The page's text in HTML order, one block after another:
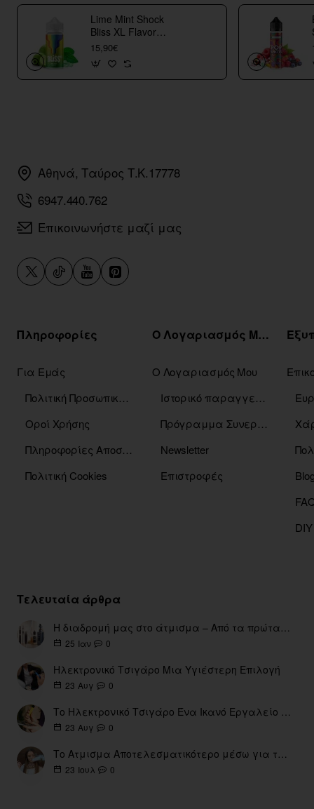
Lime Mint Shock
Bliss XL Flavor
Shots
15,90€
Αθηνά, Ταύρος Τ.Κ.17778
6947.440.762
Επικοινωνήστε μαζί μας
Πληροφορίες
Για Εμάς
Πολιτική Προσωπικών Δεδομένων
Οροί Χρήσης
Πληροφορίες Αποστόλης
Πολιτική Cookies
Ο Λογαριασμός Μου
Ο Λογαριασμός Μου
Ιστορικό παραγγελιών
Πρόγραμμα Συνεργατών
Newsletter
Επιστροφές
Τελευταία άρθρα
Η διαδρομή μας στο άτμισμα – Από τα πρώτα eGo έως τη σύγχρονη εποχή
25 Ιαν 0
Ηλεκτρονικό Τσιγάρο Μια Υγιέστερη Επιλογή
23 Αυγ 0
Το Ηλεκτρονικό Τσιγάρο Ένα Ικανό Εργαλείο για τη Διακοπή του Καπνίσματος
23 Αυγ 0
Το Ατμισμα Αποτελεσματικότερο μέσω για την διακοπή Καπνίσματος
23 Ιουλ 0